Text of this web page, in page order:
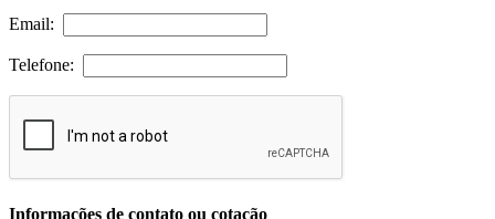
Email:
Telefone:
Informações de contato ou cotação